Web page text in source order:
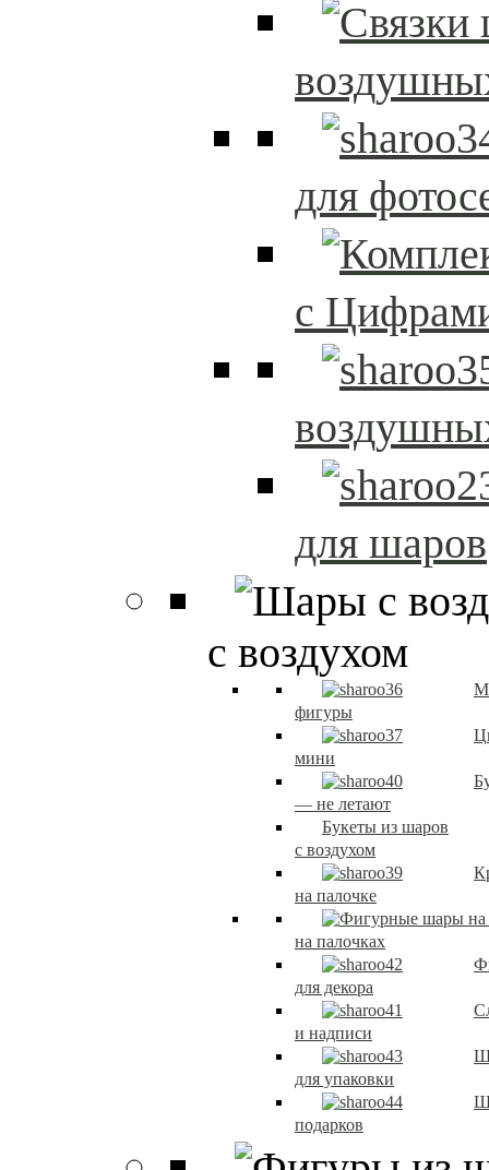
для
с
для шаров
с воздухом
фигуры
мини
— не летают
Букеты из шаров
с воздухом
на палочке
на палочках
для декора
и надписи
для упаковки
подарков